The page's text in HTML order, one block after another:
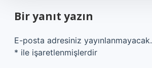
Bir yanıt yazın
E-posta adresiniz yayınlanmayacak.
* ile işaretlenmişlerdir